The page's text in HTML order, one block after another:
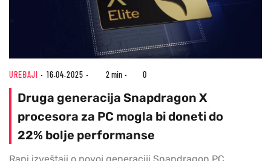
UREĐAJI 16.04.2025 2 min 0
Druga generacija Snapdragon X
procesora za PC mogla bi doneti do
22% bolje performanse